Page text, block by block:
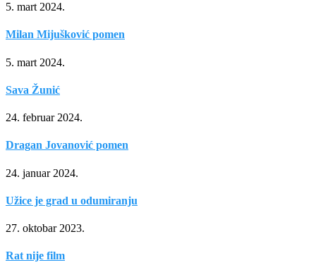
5. mart 2024.
Milan Mijušković pomen
5. mart 2024.
Sava Žunić
24. februar 2024.
Dragan Jovanović pomen
24. januar 2024.
Užice je grad u odumiranju
27. oktobar 2023.
Rat nije film